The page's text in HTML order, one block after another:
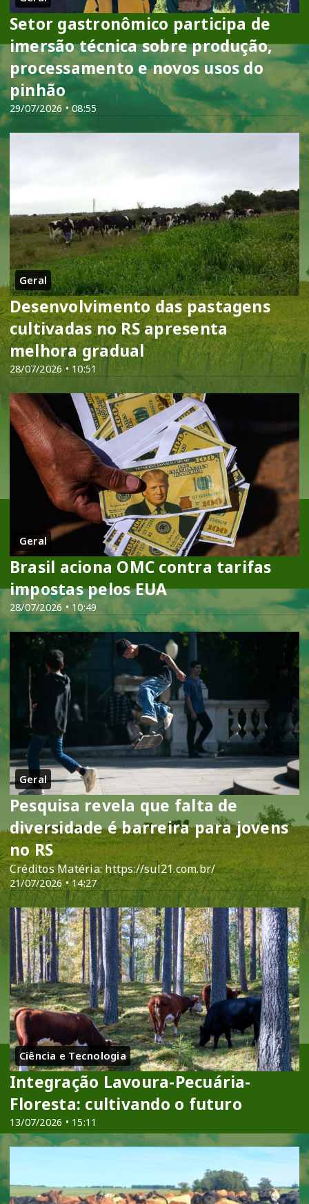
29/07/2026 • 08:55
Setor gastronômico participa de
imersão técnica sobre produção,
processamento e novos usos do
pinhão
Geral
28/07/2026 • 10:51
Desenvolvimento das pastagens
cultivadas no RS apresenta
melhora gradual
Geral
28/07/2026 • 10:49
Brasil aciona OMC contra tarifas
impostas pelos EUA
Geral
21/07/2026 • 14:27
Pesquisa revela que falta de
diversidade é barreira para jovens
no RS
Créditos Matéria: https://sul21.com.br/
Ciência e Tecnologia
13/07/2026 • 15:11
Integração Lavoura-Pecuária-
Floresta: cultivando o futuro